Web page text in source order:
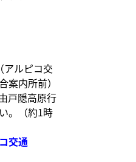
アルピコ交
案内所前）
戸隠高原行
。（約1時
交通